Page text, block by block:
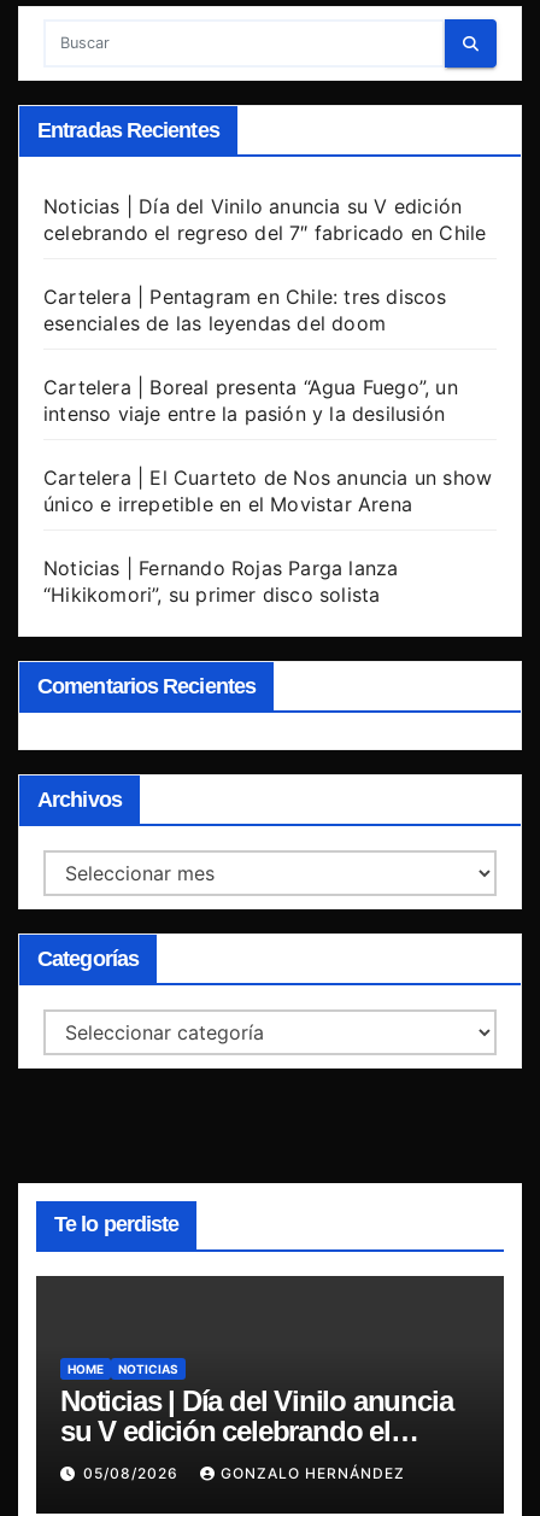
Entradas Recientes
Noticias | Día del Vinilo anuncia su V edición
celebrando el regreso del 7″ fabricado en Chile
Cartelera | Pentagram en Chile: tres discos
esenciales de las leyendas del doom
Cartelera | Boreal presenta “Agua Fuego”, un
intenso viaje entre la pasión y la desilusión
Cartelera | El Cuarteto de Nos anuncia un show
único e irrepetible en el Movistar Arena
Noticias | Fernando Rojas Parga lanza
“Hikikomori”, su primer disco solista
Comentarios Recientes
Archivos
Archivos
Categorías
Categorías
Te lo perdiste
HOME NOTICIAS
Noticias | Día del Vinilo anuncia
su V edición celebrando el
regreso del 7″ fabricado en Chile
05/08/2026 GONZALO HERNÁNDEZ